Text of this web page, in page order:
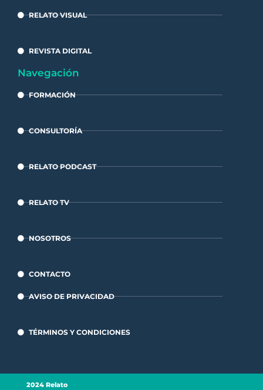
RELATO VISUAL
REVISTA DIGITAL
Navegación
FORMACIÓN
CONSULTORÍA
RELATO PODCAST
RELATO TV
NOSOTROS
CONTACTO
AVISO DE PRIVACIDAD
TÉRMINOS Y CONDICIONES
2024 Relato